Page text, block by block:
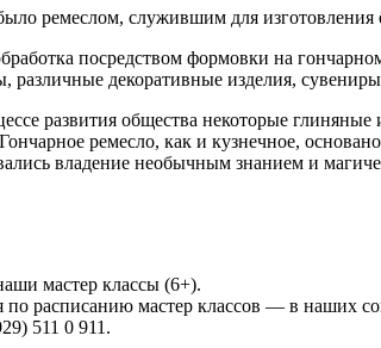
ремеслом, служившим для
посредством формовки на
различные декоративные изделия,
развития общества некоторые
ремесло, как и кузнечное,
владение необычным знанием и
мастер классы (6+).
по расписанию мастер классов — в наших
511 0 911.